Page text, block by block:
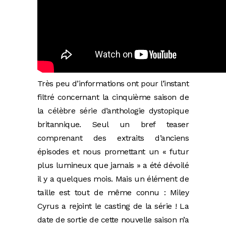
Très peu d’informations ont pour l’instant
filtré concernant la cinquième saison de
la célèbre série d’anthologie dystopique
britannique. Seul un bref teaser
comprenant des extraits d’anciens
épisodes et nous promettant un « futur
plus lumineux que jamais » a été dévoilé
il y a quelques mois. Mais un élément de
taille est tout de même connu : Miley
Cyrus a rejoint le casting de la série ! La
date de sortie de cette nouvelle saison n’a